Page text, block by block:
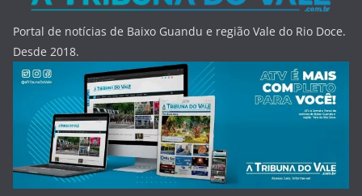
Portal de notícias de Baixo Guandu e região Vale do Rio Doce.
Desde 2018.